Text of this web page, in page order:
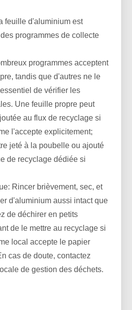
feuille d'aluminium est
programmes de collecte
programmes acceptent
tandis que d'autres ne le
de vérifier les
Une feuille propre peut
au flux de recyclage si
l'accepte explicitement;
jeté à la poubelle ou ajouté
de recyclage dédiée si
Rincer brièvement, sec, et
d'aluminium aussi intact que
de déchirer en petits
de le mettre au recyclage si
local accepte le papier
cas de doute, contactez
de gestion des déchets.